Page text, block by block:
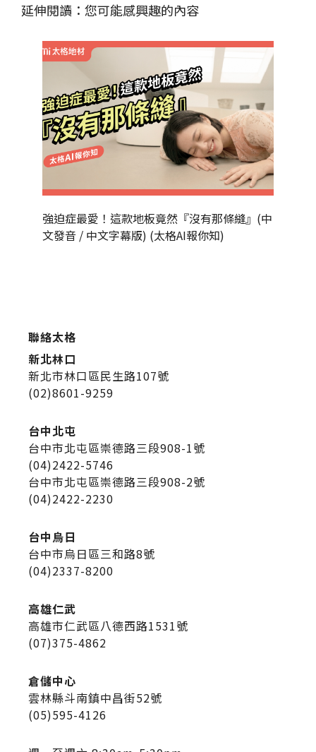
延伸閱讀：您可能感興趣的內容
強迫症最愛！這款地板竟然『沒有那條縫』(中
文發音 / 中文字幕版) (太格AI報你知)
聯絡太格
新北林口
新北市林口區民生路107號
(02)8601-9259
台中北屯
台中市北屯區崇德路三段908-1號
(04)2422-5746
台中市北屯區崇德路三段908-2號
(04)2422-2230
台中烏日
台中市烏日區三和路8號
(04)2337-8200
高雄仁武
高雄市仁武區八德西路1531號
(07)375-4862
倉儲中心
雲林縣斗南鎮中昌街52號
(05)595-4126